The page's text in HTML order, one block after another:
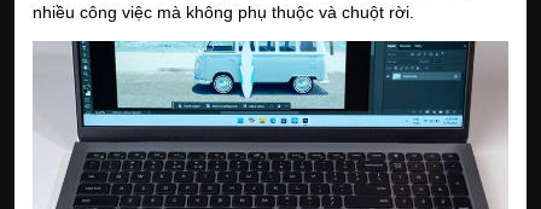
nhiều công việc mà không phụ thuộc và chuột rời.